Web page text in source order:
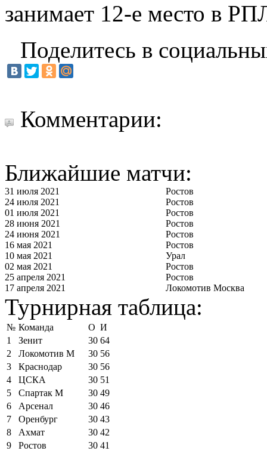
занимает 12-е место в
Поделитесь в
Комментарии:
Ближайшие матчи:
31 июля 2021
Ростов
24 июля 2021
Ростов
01 июля 2021
Ростов
28 июня 2021
Ростов
24 июня 2021
Ростов
16 мая 2021
Ростов
10 мая 2021
Урал
02 мая 2021
Ростов
25 апреля 2021
Ростов
17 апреля 2021
Локомотив Москва
Турнирная таблица:
№ Команда О И
1
Зенит 30 64
2
Локомотив М 30 56
3
Краснодар 30 56
4
ЦСКА 30 51
5
Спартак М 30 49
6
Арсенал 30 46
7
Оренбург 30 43
8
Ахмат 30 42
9
Ростов 30 41